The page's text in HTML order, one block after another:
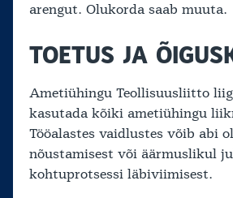
arengut. Olukorda saab muuta.
TOETUS JA
Ametiühingu Teollisuusliitto
kasutada kõiki ametiühingu
Tööalastes vaidlustes võib abi
nõustamisest või äärmuslikul
kohtuprotsessi läbiviimisest.